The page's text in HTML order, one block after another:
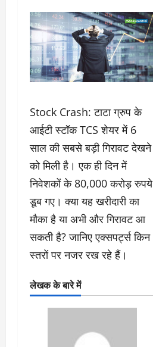
Stock Crash: टाटा ग्रुप के
आईटी स्टॉक TCS शेयर में 6
साल की सबसे बड़ी गिरावट देखने
को मिली है। एक ही दिन में
निवेशकों के 80,000 करोड़ रुपये
डूब गए। क्या यह खरीदारी का
मौका है या अभी और गिरावट आ
सकती है? जानिए एक्सपर्ट्स किन
स्तरों पर नजर रख रहे हैं।
लेखक के बारे में